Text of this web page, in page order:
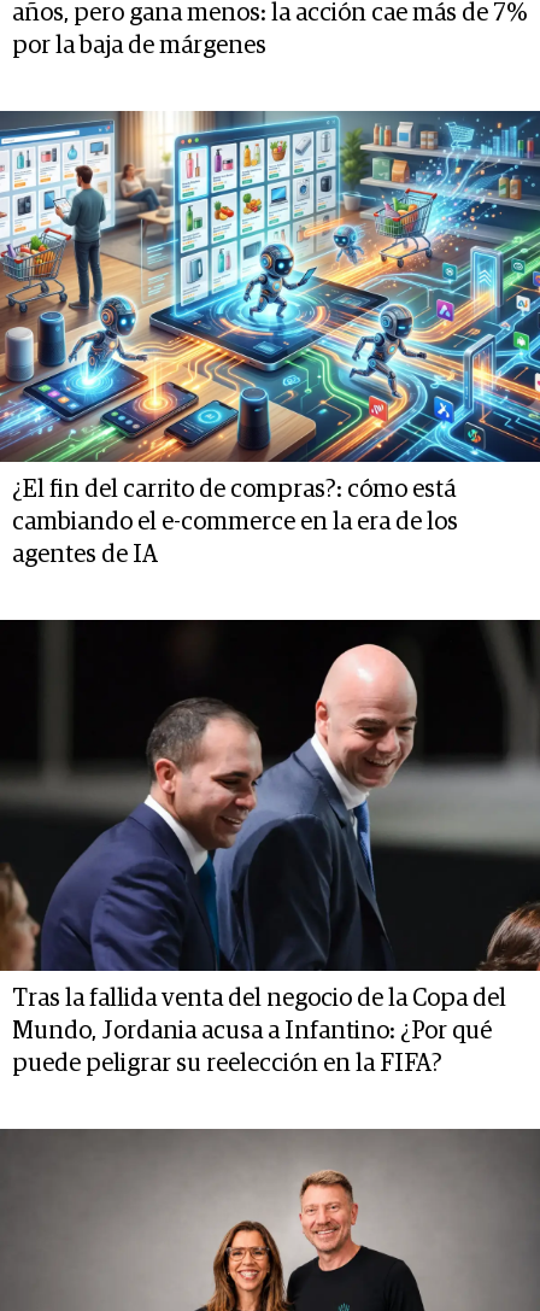
años, pero gana menos: la acción cae más de 7%
por la baja de márgenes
¿El fin del carrito de compras?: cómo está
cambiando el e-commerce en la era de los
agentes de IA
Tras la fallida venta del negocio de la Copa del
Mundo, Jordania acusa a Infantino: ¿Por qué
puede peligrar su reelección en la FIFA?